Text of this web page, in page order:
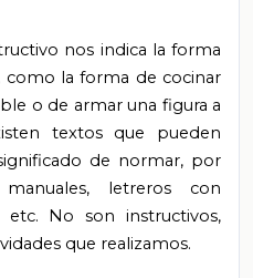
nos indica la forma
la forma de cocinar
o de armar una figura a
textos que pueden
de normar, por
letreros con
etc. No son instructivos,
que realizamos.